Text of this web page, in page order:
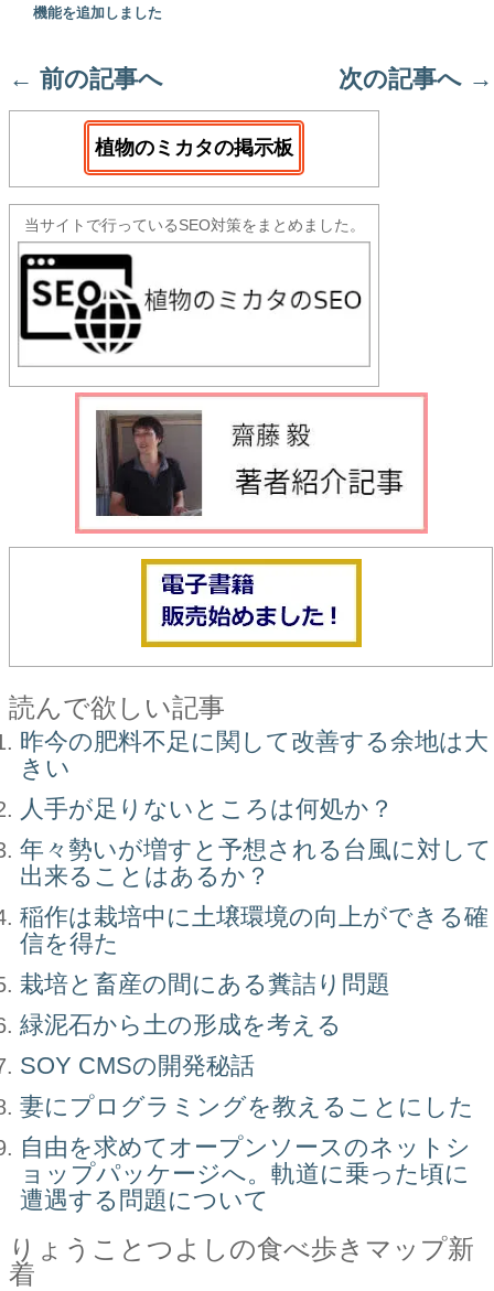
機能を追加しました
← 前の記事へ 次の記事へ →
植物のミカタの掲示板
当サイトで行っているSEO対策をまとめました。
読んで欲しい記事
昨今の肥料不足に関して改善する余地は大
きい
人手が足りないところは何処か？
年々勢いが増すと予想される台風に対して
出来ることはあるか？
稲作は栽培中に土壌環境の向上ができる確
信を得た
栽培と畜産の間にある糞詰り問題
緑泥石から土の形成を考える
SOY CMSの開発秘話
妻にプログラミングを教えることにした
自由を求めてオープンソースのネットシ
ョップパッケージへ。軌道に乗った頃に
遭遇する問題について
りょうことつよしの食べ歩きマップ新
着